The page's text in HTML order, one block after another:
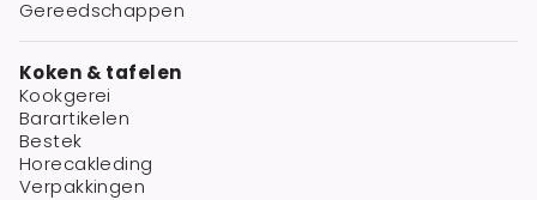
Gereedschappen
Koken & tafelen
Kookgerei
Barartikelen
Bestek
Horecakleding
Verpakkingen